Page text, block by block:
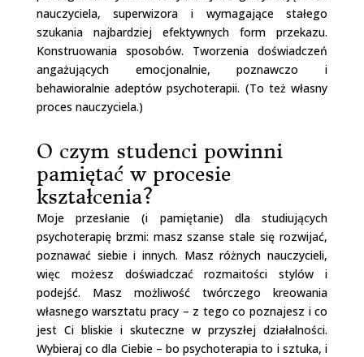
nauczyciela, superwizora i wymagające stałego
szukania najbardziej efektywnych form przekazu.
Konstruowania sposobów. Tworzenia doświadczeń
angażujących emocjonalnie, poznawczo i
behawioralnie adeptów psychoterapii. (To też własny
proces nauczyciela.)
O czym studenci powinni
pamiętać w procesie
kształcenia?
Moje przesłanie (i pamiętanie) dla studiujących
psychoterapię brzmi: masz szanse stale się rozwijać,
poznawać siebie i innych. Masz różnych nauczycieli,
więc możesz doświadczać rozmaitości stylów i
podejść. Masz możliwość twórczego kreowania
własnego warsztatu pracy – z tego co poznajesz i co
jest Ci bliskie i skuteczne w przyszłej działalności.
Wybieraj co dla Ciebie – bo psychoterapia to i sztuka, i